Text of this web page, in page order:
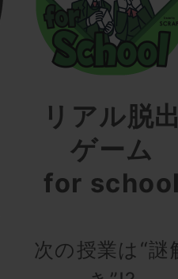
リアル脱
ゲーム
for
次の授業は“謎